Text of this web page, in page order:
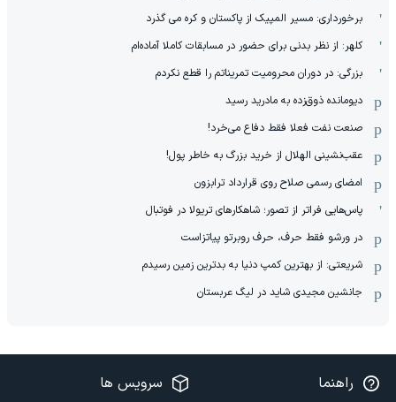
برخورداری: مسیر المپیک از پاکستان و کره می گذرد
کلهر: از نظر بدنی برای حضور در مسابقات کاملا آماده‌ام
بزرگی: در دوران محرومیت تمریناتم را قطع نکردم
دیومانده ذوق‌زده به مادرید رسید
صنعت نفت فعلا فقط دفاع می‌خرد!
عقب‌نشینی الهلال از خرید بزرگ به خاطر پول!
امضای رسمی صلاح روی قرارداد ترابزون
پاس‌هایی فراتر از تصور؛ شاهکارهای تریولا در فوتبال
در ورشو فقط حرف، حرف روبرتو پیاتزاست
شریعتی: از بهترین کمپ‌ دنیا به بدترین زمین‌ رسیدم
جانشین مجیدی شاید در لیگ عربستان
راهنما سرویس ها